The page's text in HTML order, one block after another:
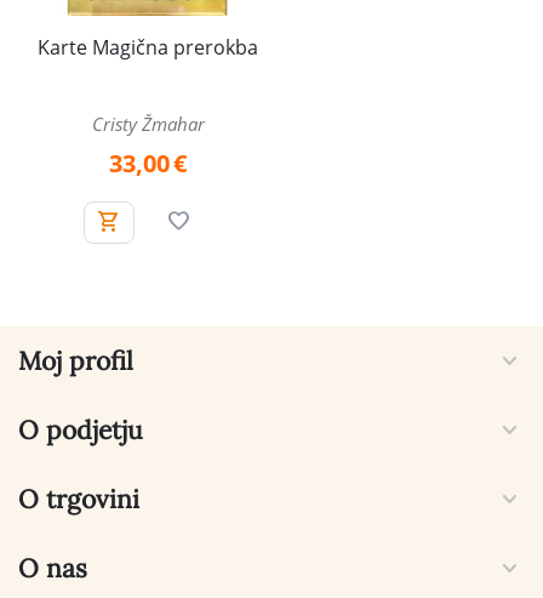
Karte Magična prerokba
Cristy Žmahar
33,00€
Moj profil
O podjetju
O trgovini
O nas